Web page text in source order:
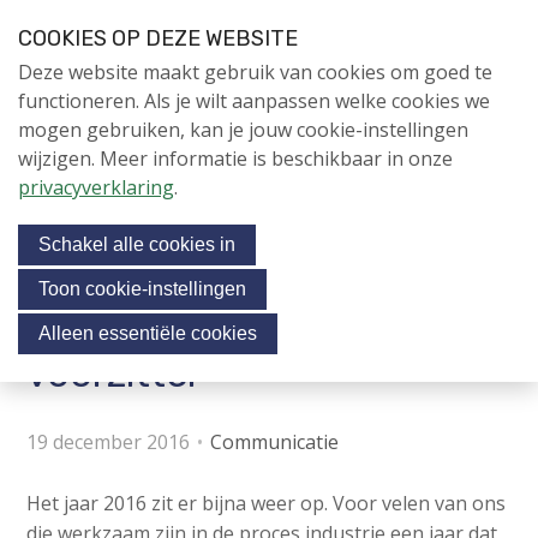
m
t
Contactpersoon
i
c
m
Menu
Eindejaars woord van de
voorzitter
19 december 2016 Communicatie
Het jaar 2016 zit er bijna weer op. Voor velen van ons
NIEUWS
NAPNIEUWS
NIEUWSARCHIEF
Jubileumjaar
COOKIES OP DEZE WEBSITE
Deze website maakt gebruik van cookies om goed te
functioneren. Als je wilt aanpassen welke cookies we
mogen gebruiken, kan je jouw cookie-instellingen
wijzigen. Meer informatie is beschikbaar in onze
privacyverklaring.
Schakel alle cookies in
Toon cookie-instellingen
Alleen essentiële cookies